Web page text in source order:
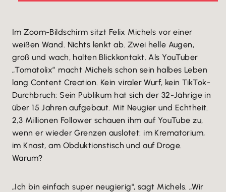
Im Zoom-Bildschirm sitzt Felix Michels vor einer
weißen Wand. Nichts lenkt ab. Zwei helle Augen,
groß und wach, halten Blickkontakt. Als YouTuber
„Tomatolix” macht Michels schon sein halbes Leben
lang Content Creation. Kein viraler Wurf, kein TikTok-
Durchbruch: Sein Publikum hat sich der 32-Jährige in
über 15 Jahren aufgebaut. Mit Neugier und Echtheit.
2,3 Millionen Follower schauen ihm auf YouTube zu,
wenn er wieder Grenzen auslotet: im Krematorium,
im Knast, am Obduktionstisch und auf Droge.
Warum?
„Ich bin einfach super neugierig", sagt Michels. „Wir